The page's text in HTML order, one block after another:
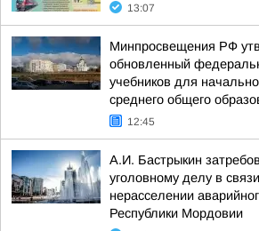
13:07
Минпросвещения РФ
обновленный
учебников для
среднего общего
12:45
А.И. Бастрыкин
уголовному делу в
нерасселении
Республики Мордовии